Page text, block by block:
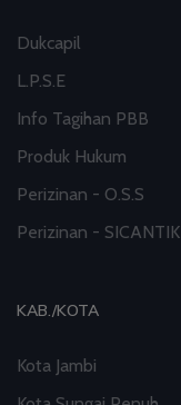
Dukcapil
L.P.S.E
Info Tagihan PBB
Produk Hukum
Perizinan - O.S.S
Perizinan - SICANTIK
KAB./KOTA
Kota Jambi